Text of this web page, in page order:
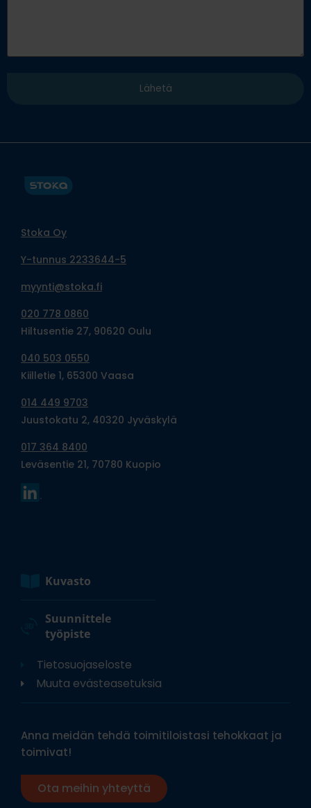
Stoka Oy
Y-tunnus 2233644-5
myynti@stoka.fi
020 778 0860
Hiltusentie 27, 90620 Oulu
040 503 0550
Kiilletie 1, 65300 Vaasa
014 449 9703
Juustokatu 2, 40320 Jyväskylä
017 364 8400
Leväsentie 21, 70780 Kuopio
Kuvasto
Suunnittele
työpiste
Tietosuojaseloste
Muuta evästeasetuksia
Anna meidän tehdä toimitiloistasi tehokkaat ja
toimivat!
Ota meihin yhteyttä